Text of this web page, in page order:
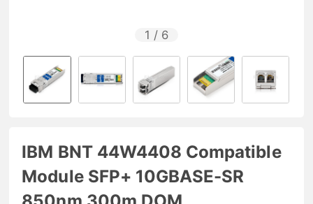
1 / 6
IBM BNT 44W4408 Compatible
Module SFP+ 10GBASE-SR